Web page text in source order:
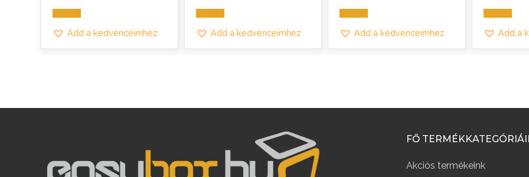
Add a kedvenceimhez Add a kedvenceimhez Add a kedvenceimhez Add a
FŐ
Akciós termékeink